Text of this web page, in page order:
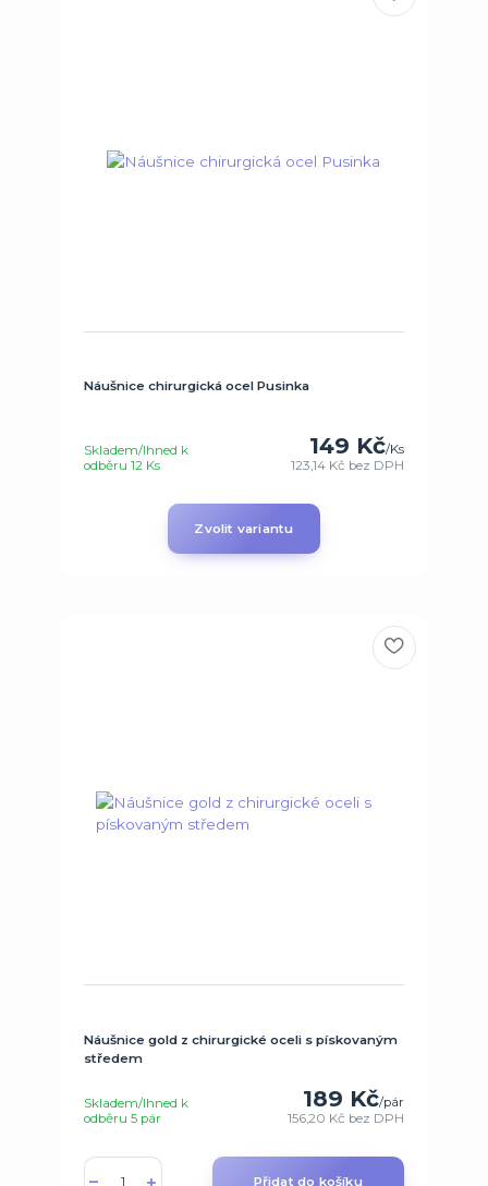
Náušnice chirurgická ocel Pusinka
149 Kč/Ks
123,14 Kč bez DPH
Skladem/Ihned k
odběru 12 Ks
Zvolit variantu
Náušnice gold z chirurgické oceli s pískovaným
středem
189 Kč/pár
156,20 Kč bez DPH
Skladem/Ihned k
odběru 5 pár
Přidat do košíku